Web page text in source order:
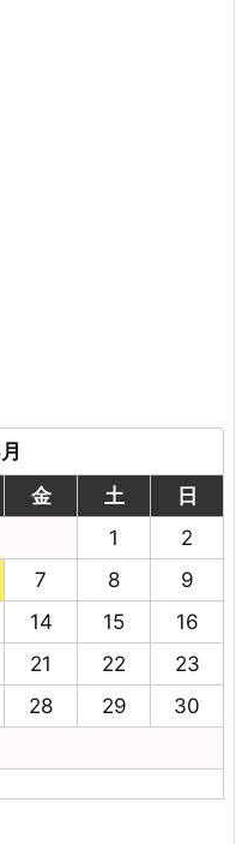
金 土
日
1
2
7 8
9
14 15
16
21 22
23
28 29
30